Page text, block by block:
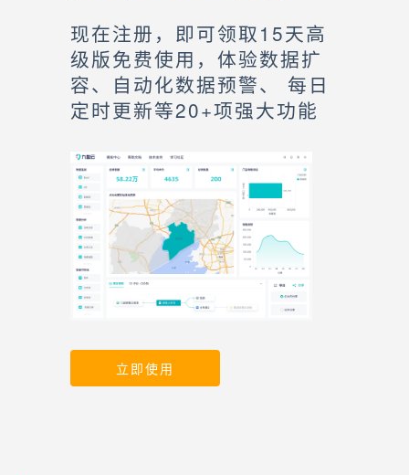
现在注册，即可领取15天高
级版免费使用，体验数据扩
容、自动化数据预警、 每日
定时更新等20+项强大功能
立即使用